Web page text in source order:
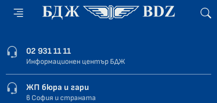
02 931 11 11
Информационен център БДЖ
ЖП бюра и гари
в София и страната